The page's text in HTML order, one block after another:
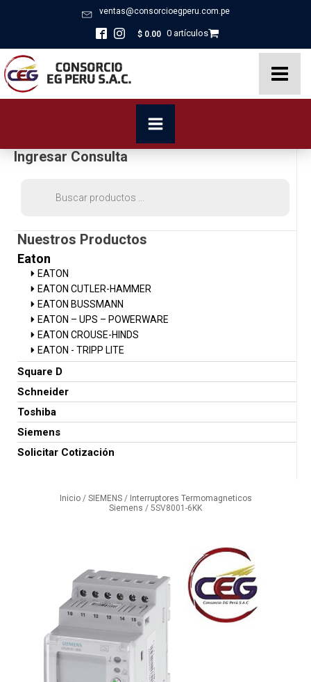
ventas@consorcioegperu.com.pe
$ 0.00 0 artículos
Ingresar Consulta
Nuestros Productos
Eaton
EATON
EATON CUTLER-HAMMER
EATON BUSSMANN
EATON – UPS – POWERWARE
EATON CROUSE-HINDS
EATON - TRIPP LITE
Square D
Schneider
Toshiba
Siemens
Solicitar Cotización
Inicio/ SIEMENS/ Interruptores Termomagneticos
Siemens / 5SV8001-6KK